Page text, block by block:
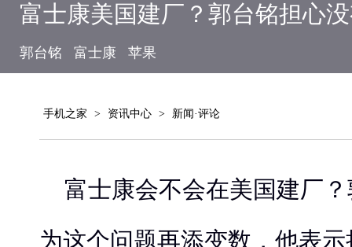
富士康美国建厂？郭台铭担心
郭台铭 富士康 苹果
手机之家 > 资讯中心 > 新闻·评论
富士康会不会在美国建厂
为这个问题再添变数，他表